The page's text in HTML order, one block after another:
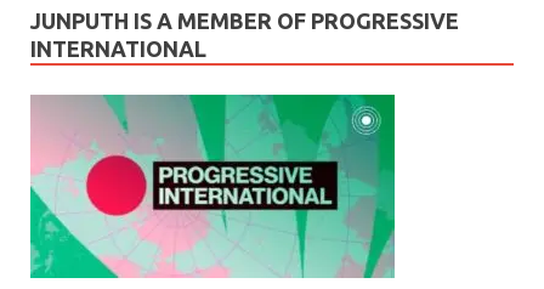
JUNPUTH IS A MEMBER OF PROGRESSIVE
INTERNATIONAL